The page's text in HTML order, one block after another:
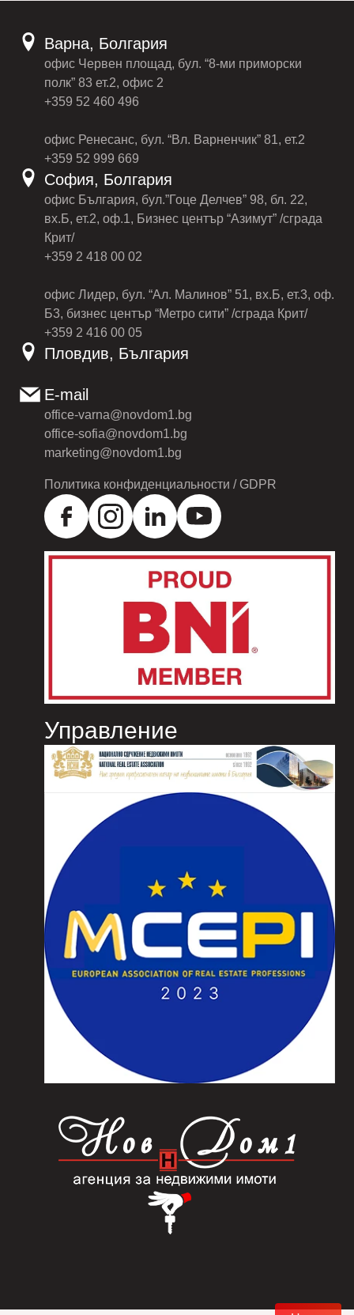
Варна, Болгария
офис Червен площад, бул. “8-ми приморски
полк” 83 ет.2, офис 2
+359 52 460 496
офис Ренесанс, бул. “Вл. Варненчик” 81, ет.2
+359 52 999 669
София, Болгария
офис България, бул.”Гоце Делчев” 98, бл. 22,
вх.Б, ет.2, оф.1, Бизнес център “Азимут” /сграда
Крит/
+359 2 418 00 02
офис Лидер, бул. “Ал. Малинов” 51, вх.Б, ет.3, оф.
Б3, бизнес център “Метро сити” /сграда Крит/
+359 2 416 00 05
Пловдив, България
E-mail
office-varna@novdom1.bg
office-sofia@novdom1.bg
marketing@novdom1.bg
Политика конфиденциальности / GDPR
Управление